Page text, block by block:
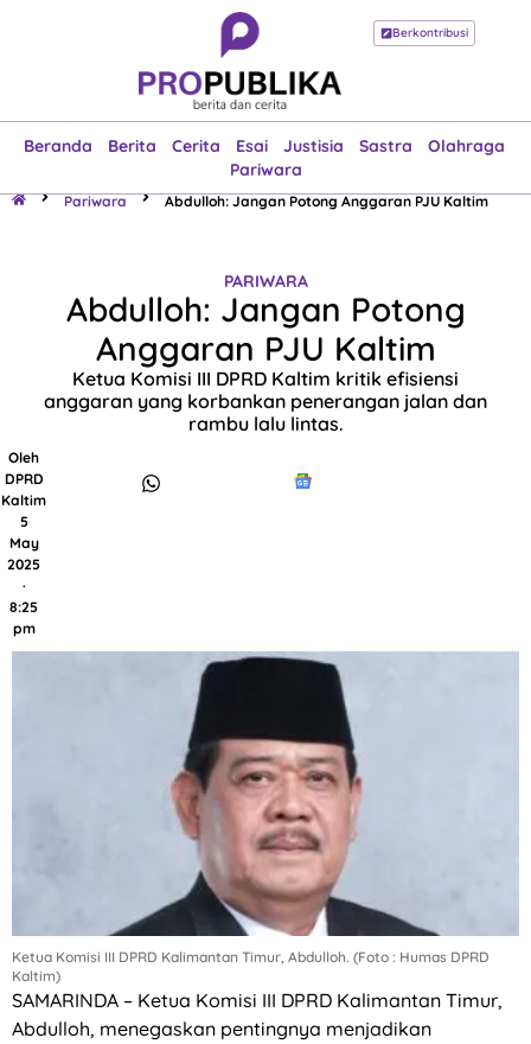
Berkontribusi
Beranda Berita Cerita Esai Justisia Sastra
Olahraga
Pariwara
Beranda
Esai
Justisia
Sastra
Olahraga
Pariwara
Pariwara Abdulloh: Jangan Potong Anggaran PJU Kaltim
PARIWARA
Abdulloh: Jangan Potong
Anggaran PJU Kaltim
Ketua Komisi III DPRD Kaltim kritik efisiensi
anggaran yang korbankan penerangan jalan dan
rambu lalu lintas.
Oleh
DPRD
Kaltim
5
May
2025
·
8:25
pm
Ketua Komisi III DPRD Kalimantan Timur, Abdulloh. (Foto : Humas DPRD
Kaltim)
SAMARINDA – Ketua Komisi III DPRD Kalimantan Timur,
Abdulloh, menegaskan pentingnya menjadikan